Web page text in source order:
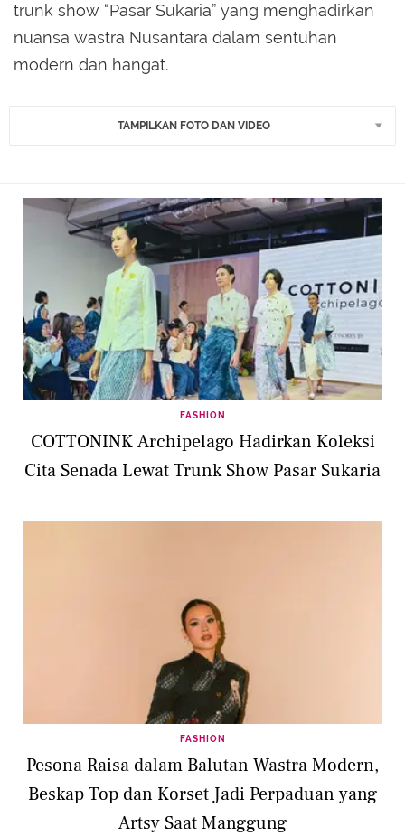
trunk show “Pasar Sukaria” yang menghadirkan
nuansa wastra Nusantara dalam sentuhan
modern dan hangat.
TAMPILKAN FOTO DAN VIDEO
FASHION
COTTONINK Archipelago Hadirkan Koleksi
Cita Senada Lewat Trunk Show Pasar Sukaria
FASHION
Pesona Raisa dalam Balutan Wastra Modern,
Beskap Top dan Korset Jadi Perpaduan yang
Artsy Saat Manggung